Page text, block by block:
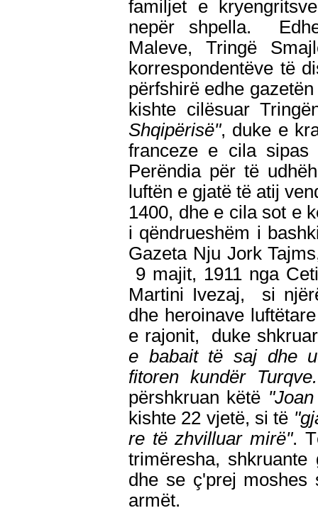
familjet e
nepër shpella.
Maleve, Tringë
korrespondentëve të
përfshirë edhe
kishte cilësuar
Shqipërisë", duke e
franceze e cila sipas
Perëndia për të
luftën e gjatë të atij
1400, dhe e cila sot e
i qëndrueshëm i
Gazeta Nju Jork
9 majit, 1911 nga
Martini Ivezaj, si
dhe heroinave
e rajonit, duke
e babait të saj dhe
fitoren kundër
përshkruan këtë
kishte 22 vjetë, si të
re të zhvilluar mirë".
trimëresha,
dhe se ç'prej moshes
armët.